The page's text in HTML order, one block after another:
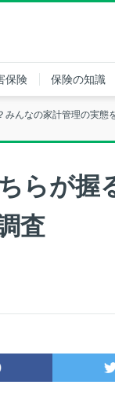
保険 保険の知識
みんなの家計管理の実態
らが握
査